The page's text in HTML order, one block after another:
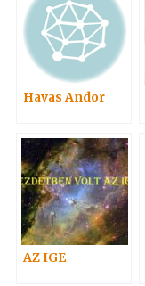
Havas Andor
AZ IGE